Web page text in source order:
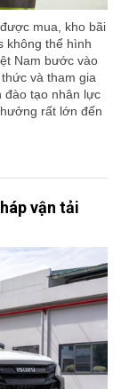
mua, kho bãi
không thể hình
Nam bước vào
và tham gia
đào tạo nhân lực
rất lớn đến
vận tải